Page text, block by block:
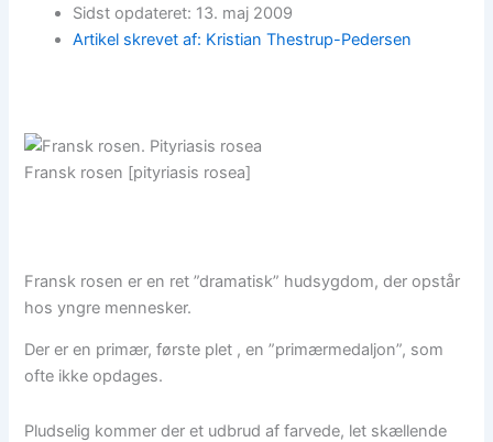
HISTORIE
ALLE
X
ARTIKLER
DET SUNDE
MEDICINENS
HISTORIE
X
Sidst opdateret: 13. maj 2009
Artikel skrevet af: Kristian Thestrup-Pedersen
Fransk rosen [pityriasis rosea]
Fransk rosen er en ret ”dramatisk” hudsygdom, der opstår
hos yngre mennesker.
Der er en primær, første plet , en ”primærmedaljon”, som
ofte ikke opdages.
Pludselig kommer der et udbrud af farvede, let skællende